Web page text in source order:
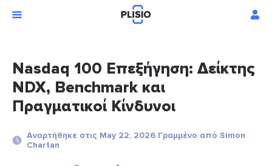
Nasdaq 100 Επεξήγηση: Δείκτης
NDX, Benchmark και
Πραγματικοί Κίνδυνοι
Αναρτήθηκε στις May 22, 2026 Γραμμένο από Simon
Chartan